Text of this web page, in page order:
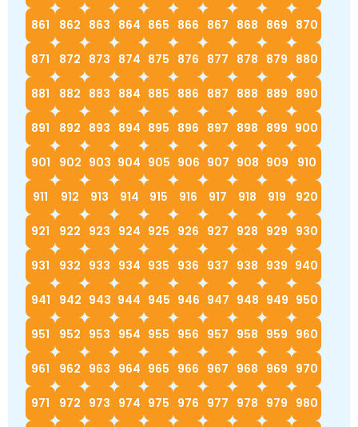
861 862 863 864 865 866 867 868 869 870
871 872 873 874 875 876 877 878 879 880
881 882 883 884 885 886 887 888 889 890
891 892 893 894 895 896 897 898 899 900
901 902 903 904 905 906 907 908 909 910
911 912 913 914 915 916 917 918 919 920
921 922 923 924 925 926 927 928 929 930
931 932 933 934 935 936 937 938 939 940
941 942 943 944 945 946 947 948 949 950
951 952 953 954 955 956 957 958 959 960
961 962 963 964 965 966 967 968 969 970
971 972 973 974 975 976 977 978 979 980